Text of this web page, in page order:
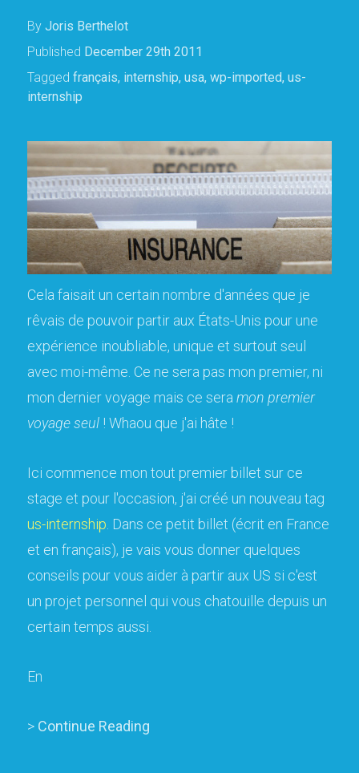
By Joris Berthelot
Published December 29th 2011
Tagged français, internship, usa, wp-imported, us-
internship
Cela faisait un certain nombre d'années que je
rêvais de pouvoir partir aux États-Unis pour une
expérience inoubliable, unique et surtout seul
avec moi-même. Ce ne sera pas mon premier, ni
mon dernier voyage mais ce sera mon premier
voyage seul! Whaou que j'ai hâte !
Ici commence mon tout premier billet sur ce
stage et pour l'occasion, j'ai créé un nouveau tag
us-internship . Dans ce petit billet (écrit en France
et en français), je vais vous donner quelques
conseils pour vous aider à partir aux US si c'est
un projet personnel qui vous chatouille depuis un
certain temps aussi.
En
> Continue Reading